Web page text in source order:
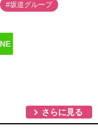
#坂道グループ
さらに見る